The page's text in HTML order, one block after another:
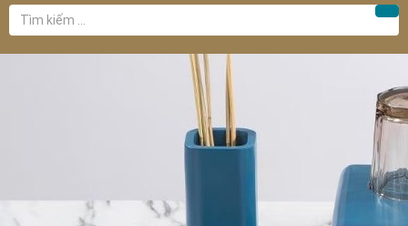
Tìm
kiếm
cho: